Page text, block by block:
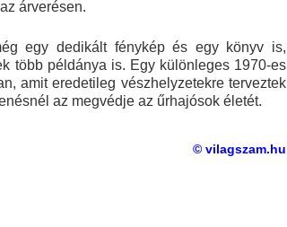
árverésen.
egy dedikált fénykép és egy könyv is,
több példánya is. Egy különleges 1970-es
amit eredetileg vészhelyzetekre terveztek
az megvédje az űrhajósok életét.
© vilagszam.hu